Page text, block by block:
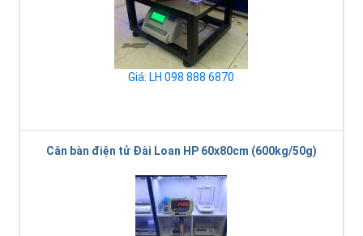
Giá: LH 098 888 6870
Cân bàn điện tử Đài Loan HP 60x80cm (600kg/50g)